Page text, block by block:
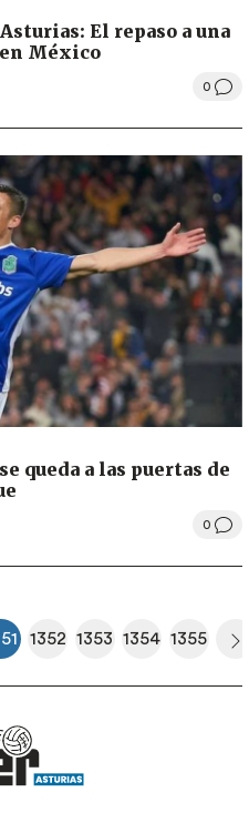
El repaso a una
México
0
queda a las puertas de
0
Página actual
1352 1353 1354
Página
1355